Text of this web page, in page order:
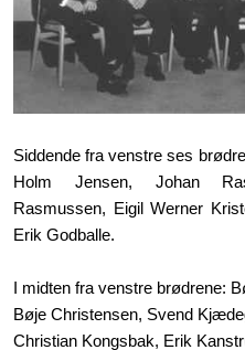
Siddende fra venstre ses
Holm Jensen, Johan
Rasmussen, Eigil Werner
Erik Godballe.
I midten fra venstre brødrene:
Bøje Christensen, Svend
Christian Kongsbak, Erik